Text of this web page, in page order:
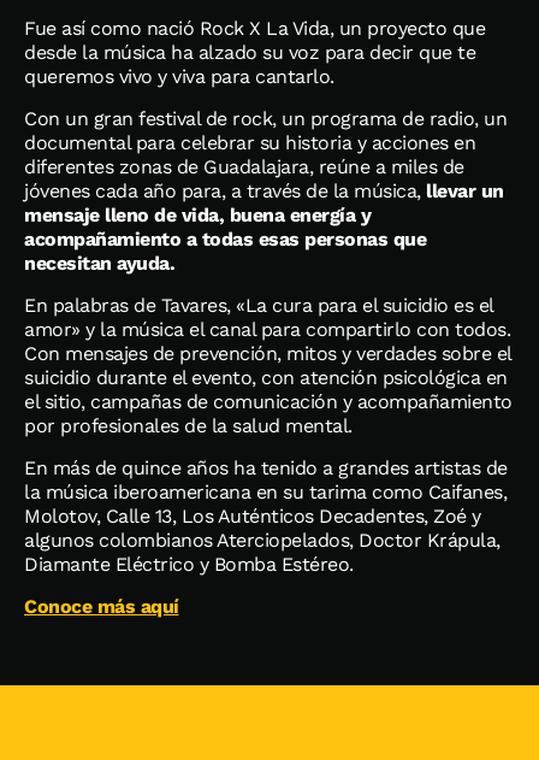
Fue así como nació Rock X La Vida, un proyecto que
desde la música ha alzado su voz para decir que te
queremos vivo y viva para cantarlo.
Con un gran festival de rock, un programa de radio, un
documental para celebrar su historia y acciones en
diferentes zonas de Guadalajara, reúne a miles de
jóvenes cada año para, a través de la música,llevar un
mensaje lleno de vida, buena energía y
acompañamiento a todas esas personas que
necesitan ayuda.
En palabras de Tavares, «La cura para el suicidio es el
amor» y la música el canal para compartirlo con todos.
Con mensajes de prevención, mitos y verdades sobre el
suicidio durante el evento, con atención psicológica en
el sitio, campañas de comunicación y acompañamiento
por profesionales de la salud mental.
En más de quince años ha tenido a grandes artistas de
la música iberoamericana en su tarima como Caifanes,
Molotov, Calle 13, Los Auténticos Decadentes, Zoé y
algunos colombianos Aterciopelados, Doctor Krápula,
Diamante Eléctrico y Bomba Estéreo.
Conoce más aquí